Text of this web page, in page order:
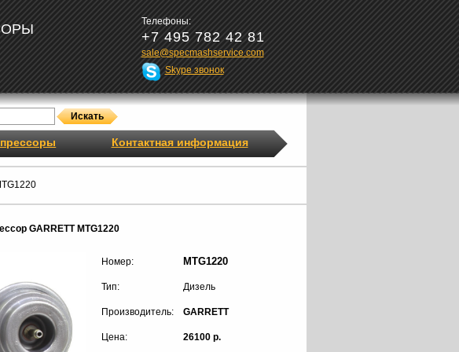
Телефоны:
+7 495 782 42 81
sale@specmashservice.com
Skype звонок
Контактная информация
GARRETT MTG1220
Номер: MTG1220
Тип: Дизель
Производитель: GARRETT
Цена: 26100 р.